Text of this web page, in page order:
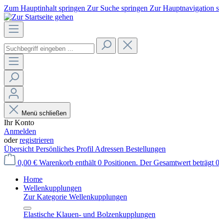
Zum Hauptinhalt springen Zur Suche springen Zur Hauptnavigation
Menü schließen
Ihr Konto
Anmelden
oderregistrieren
Übersicht Persönliches Profil Adressen Bestellungen
0,00 € Warenkorb enthält 0 Positionen. Der Gesamtwert beträgt
Home
Wellenkupplungen
Zur Kategorie Wellenkupplungen
Elastische Klauen- und Bolzenkupplungen